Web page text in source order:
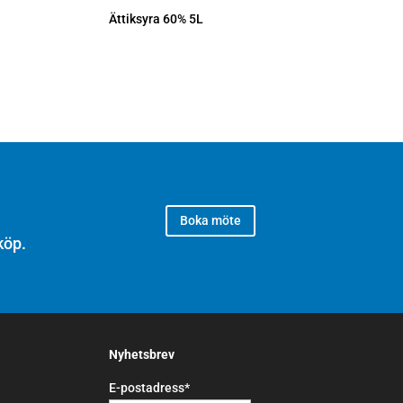
Ättiksyra 60% 5L
Boka möte
Nyhetsbrev
E-postadress*